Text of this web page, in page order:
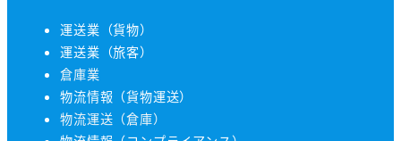
運送業（貨物）
運送業（旅客）
倉庫業
物流情報（貨物運送）
物流運送（倉庫）